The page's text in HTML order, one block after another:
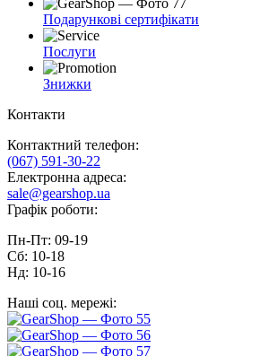
Подарункові сертифікати
Послуги
Знижки
Контакти
Контактний телефон:
(067) 591-30-22
Електронна адреса:
sale@gearshop.ua
Графік роботи:
Пн-Пт: 09-19
Сб: 10-18
Нд: 10-16
Наші соц. мережі: